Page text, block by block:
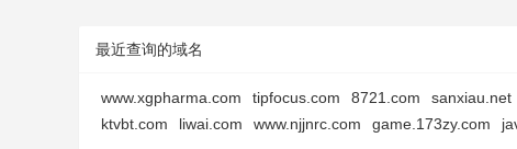
最近查询的域名
www.xgpharma.com tipfocus.com 8721.com sanxiau.net
ktvbt.com
liwai.com www.njjnrc.com game.173zy.com